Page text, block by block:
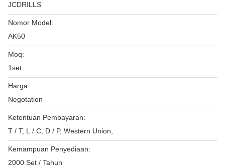
JCDRILLS
Nomor Model:
AK50
Moq:
1set
Harga:
Negotation
Ketentuan Pembayaran:
T / T, L / C, D / P, Western Union,
Kemampuan Penyediaan:
2000 Set / Tahun